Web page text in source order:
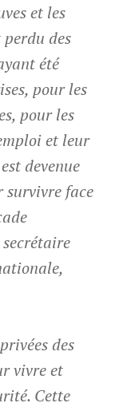
et les
perdu des
été
pour les
pour les
et leur
devenue
survivre face
des
vivre et
Cette